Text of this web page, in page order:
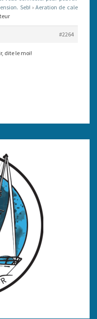
Seb! › Aeration de cale
#2264
dite le moi!